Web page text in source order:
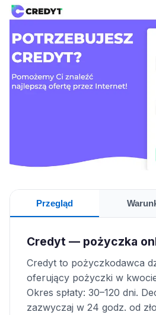
Przegląd
Credyt — pożyczka
Credyt to pożyczkodawca
oferujący pożyczki w
Okres spłaty: 30–120 dni.
zazwyczaj w 24 godz. od